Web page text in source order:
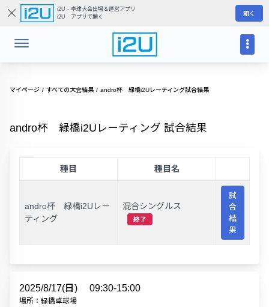
i2U - 卓球大会出場＆運営アプリ
i2U アプリで開く
開く
マイページ すべての大会結果 andro杯 緑橋i2Uレーティング試合結果
andro杯 緑橋i2Uレーティング 試合結果
種目 種目名
andro杯 緑橋i2Uレー
ティング
混合シングルス
終了
試
合
結
果
2025/8/17(日) 09:30-15:00
場所：緑橋卓球場